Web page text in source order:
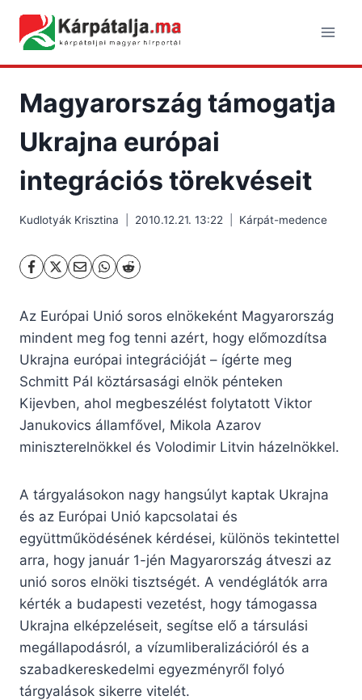
content
Magyarország támogatja
Ukrajna európai
integrációs törekvéseit
Kudlotyák Krisztina 2010.12.21. 13:22 Kárpát-medence
Az Európai Unió soros elnökeként Magyarország
mindent meg fog tenni azért, hogy előmozdítsa
Ukrajna európai integrációját – ígérte meg
Schmitt Pál köztársasági elnök pénteken
Kijevben, ahol megbeszélést folytatott Viktor
Janukovics államfővel, Mikola Azarov
miniszterelnökkel és Volodimir Litvin házelnökkel.
A tárgyalásokon nagy hangsúlyt kaptak Ukrajna
és az Európai Unió kapcsolatai és
együttműködésének kérdései, különös tekintettel
arra, hogy január 1-jén Magyarország átveszi az
unió soros elnöki tisztségét. A vendéglátók arra
kérték a budapesti vezetést, hogy támogassa
Ukrajna elképzeléseit, segítse elő a társulási
megállapodásról, a vízumliberalizációról és a
szabadkereskedelmi egyezményről folyó
tárgyalások sikerre vitelét.